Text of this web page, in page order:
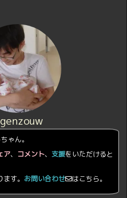
ゃん。
ア、 コメント、 支援をいただけると
す。 お問い合わせ はこちら。